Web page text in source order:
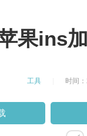
果ins
工具 时间